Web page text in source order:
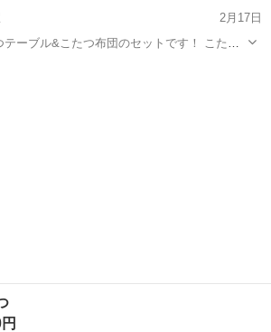
2月17日
ーブル&こたつ布団のセットです！ こたつ